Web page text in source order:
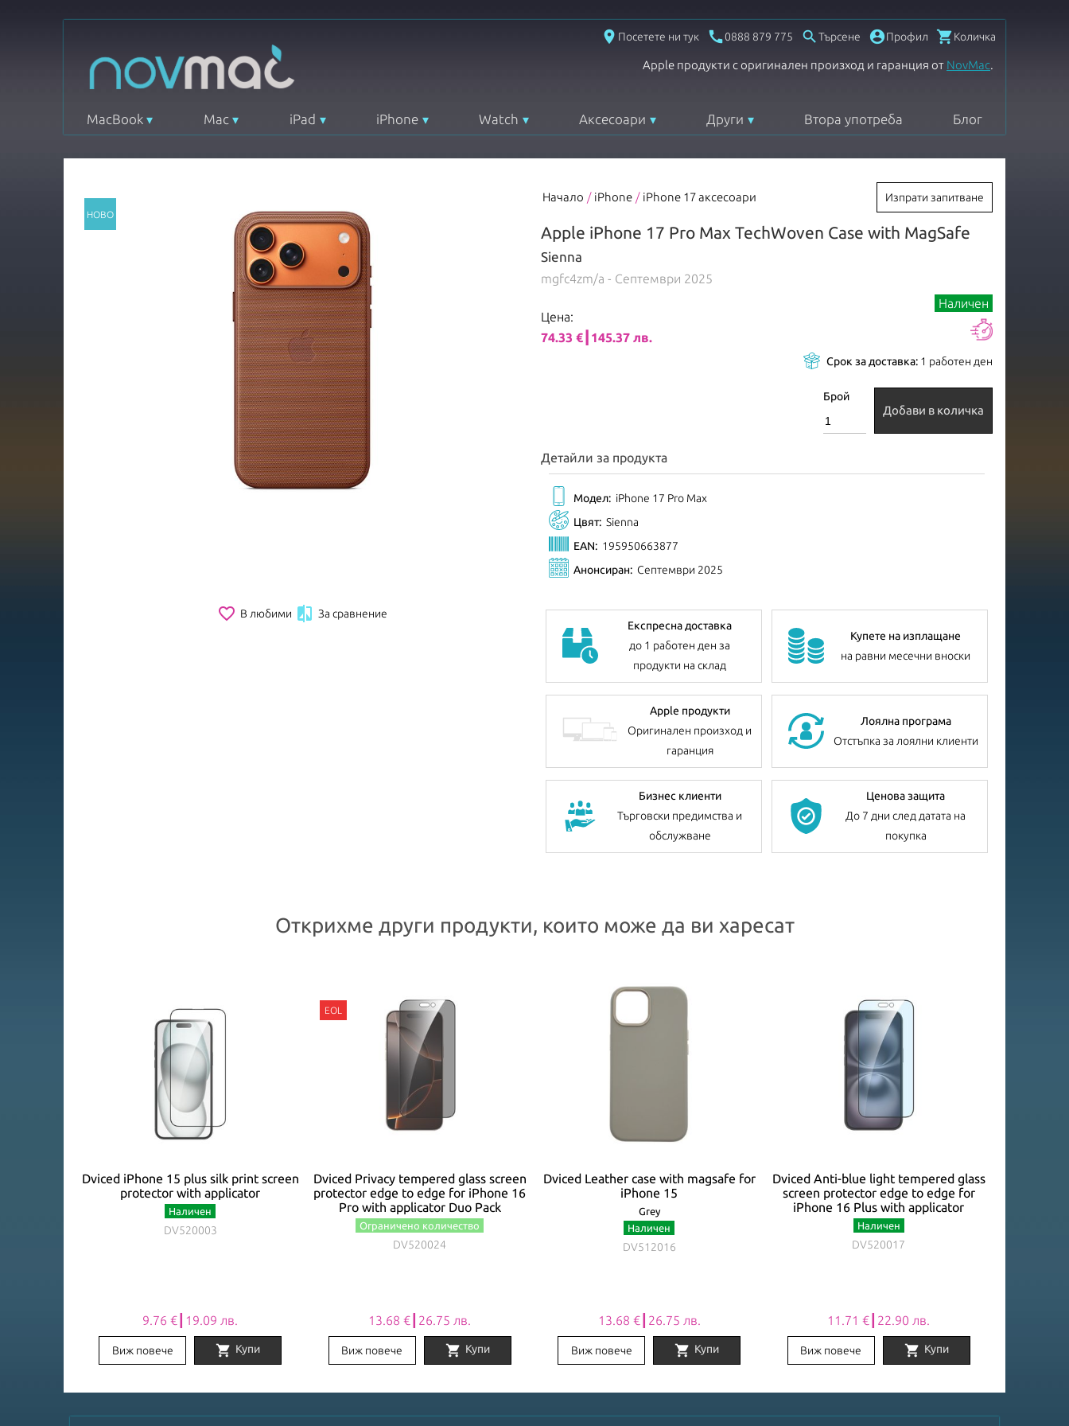
place Посетете ни тук 0888 879 775  Търсене Профил Количка
Apple продукти с оригинален произход и гаранция от NovMac.
MacBook Mac iPad iPhone Watch Аксесоари Други Втора употреба Блог
favorite_border В любими  За сравнение
Начало / iPhone / iPhone 17 аксесоари Изпрати запитване
Apple iPhone 17 Pro Max TechWoven Case with MagSafe
Sienna
mgfc4zm/a - Септември 2025
Цена:
74.33 €┃145.37 лв.
Наличен
Срок за доставка: 1 работен ден
Брой
Добави в количка
Детайли за продукта
Модел: iPhone 17 Pro Max
Цвят: Sienna
EAN: 195950663877
Анонсиран: Септември 2025
Експресна доставка
до 1 работен ден за
продукти на склад
Купете на изплащане
на равни месечни вноски
Apple продукти
Оригинален произход и
гаранция
Лоялна програма
Отстъпка за лоялни клиенти
Бизнес клиенти
Търговски предимства и
обслужване
Ценова защита
До 7 дни след датата на
покупка
Открихме други продукти, които може да ви харесат
Dviced iPhone 15 plus silk print screen
protector with applicator
Наличен
DV520003
9.76 €┃19.09 лв.
Виж повече shopping_cart Купи
Dviced Privacy tempered glass screen
protector edge to edge for iPhone 16
Pro with applicator Duo Pack
Ограничено количество
DV520024
13.68 €┃26.75 лв.
Виж повече shopping_cart Купи
Dviced Leather case with magsafe for
iPhone 15
Grey
Наличен
DV512016
13.68 €┃26.75 лв.
Виж повече shopping_cart Купи
Dviced Anti-blue light tempered glass
screen protector edge to edge for
iPhone 16 Plus with applicator
Наличен
DV520017
11.71 €┃22.90 лв.
Виж повече shopping_cart Купи
1